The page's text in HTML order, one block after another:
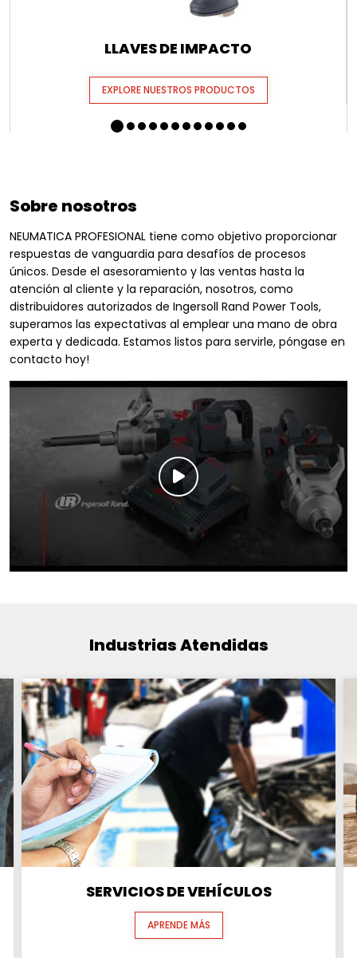
LLAVES DE IMPACTO
EXPLORE NUESTROS PRODUCTOS
Sobre nosotros
NEUMATICA PROFESIONAL tiene como objetivo proporcionar
respuestas de vanguardia para desafíos de procesos
únicos. Desde el asesoramiento y las ventas hasta la
atención al cliente y la reparación, nosotros, como
distribuidores autorizados de Ingersoll Rand Power Tools,
superamos las expectativas al emplear una mano de obra
experta y dedicada. Estamos listos para servirle, póngase en
contacto hoy!
Industrias Atendidas
SERVICIOS DE VEHÍCULOS
APRENDE MÁS